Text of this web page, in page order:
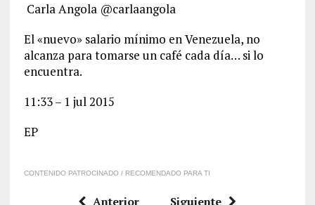
Carla Angola @carlaangola
El «nuevo» salario mínimo en Venezuela, no
alcanza para tomarse un café cada día… si lo
encuentra.
11:33 – 1 jul 2015
EP
CONTENIDO PATROCINADO / RECOMENDADO PARA TI
Anterior Siguiente